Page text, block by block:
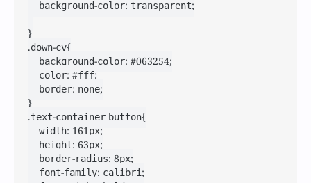
    background-color: transparent;
}
.down-cv{
    background-color: #063254;
    color: #fff;
    border: none;
}
.text-container button{
    width: 161px;
    height: 63px;
    border-radius: 8px;
    font-family: calibri;